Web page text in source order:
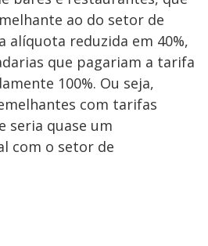
ao do setor de
alíquota reduzida em 40%,
que pagariam a tarifa
100%. Ou seja,
com tarifas
seria quase um
com o setor de